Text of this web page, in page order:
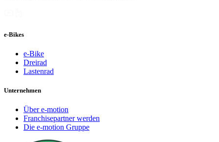
e-Bikes
e-Bike
Dreirad
Lastenrad
Unternehmen
Über e-motion
Franchisepartner werden
Die e-motion Gruppe